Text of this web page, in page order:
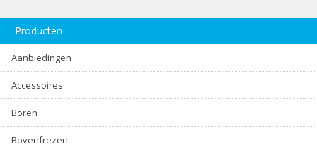
Producten
Aanbiedingen
Accessoires
Boren
Bovenfrezen